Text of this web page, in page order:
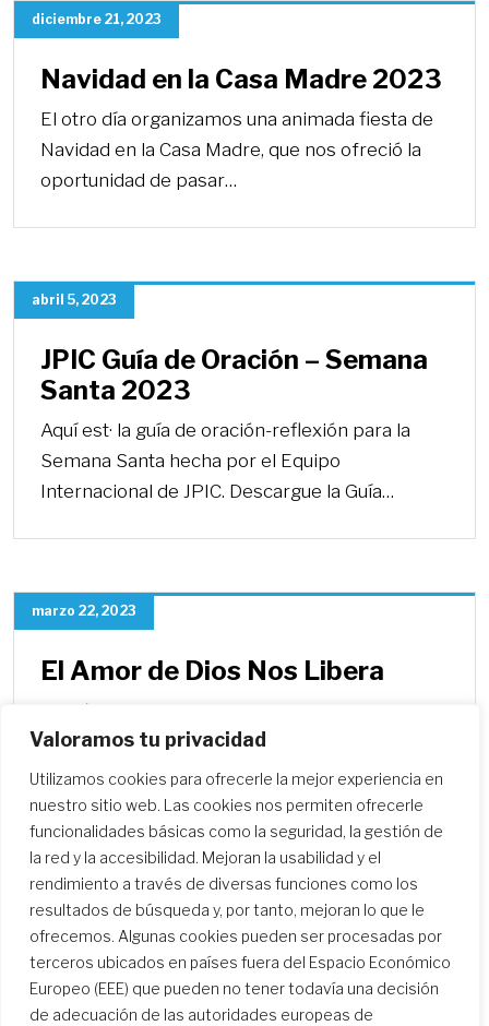
Valoramos tu privacidad
Utilizamos cookies para ofrecerle la mejor experiencia en
nuestro sitio web. Las cookies nos permiten ofrecerle
funcionalidades básicas como la seguridad, la gestión de
la red y la accesibilidad. Mejoran la usabilidad y el
rendimiento a través de diversas funciones como los
resultados de búsqueda y, por tanto, mejoran lo que le
ofrecemos. Algunas cookies pueden ser procesadas por
terceros ubicados en países fuera del Espacio Económico
Europeo (EEE) que pueden no tener todavía una decisión
de adecuación de las autoridades europeas de
diciembre 21, 2023
Navidad en la Casa Madre 2023
El otro día organizamos una animada fiesta de
Navidad en la Casa Madre, que nos ofreció la
oportunidad de pasar…
abril 5, 2023
JPIC Guía de Oración – Semana
Santa 2023
Aquí est· la guía de oración-reflexión para la
Semana Santa hecha por el Equipo
Internacional de JPIC. Descargue la Guía…
marzo 22, 2023
El Amor de Dios Nos Libera
El mièrcoles, 22 de marzo 2023, siete RSCJ,
que est·n en Roma para la probación (un
período de preparación intensiva…